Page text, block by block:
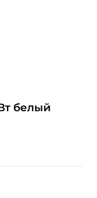
белый